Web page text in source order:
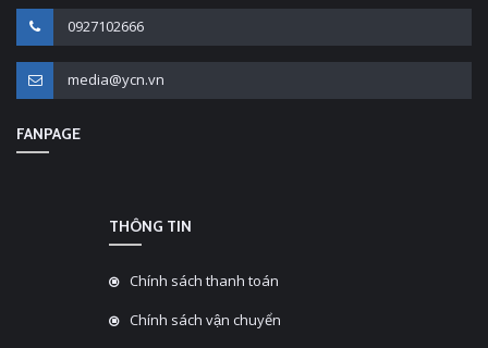
0927102666
media@ycn.vn
FANPAGE
THÔNG TIN
Chính sách thanh toán
Chính sách vận chuyển